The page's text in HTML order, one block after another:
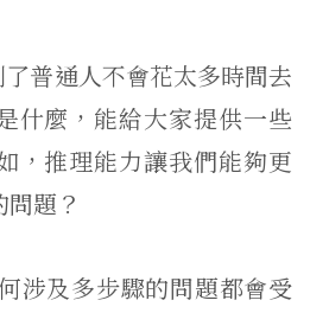
普通人不會花太多時間去
什麼，能給大家提供一些
，推理能力讓我們能夠更
題？
涉及多步驟的問題都會受